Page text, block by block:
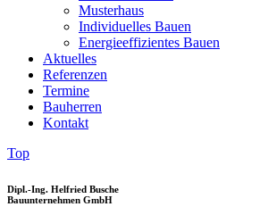
Musterhaus
Individuelles Bauen
Energieeffizientes Bauen
Aktuelles
Referenzen
Termine
Bauherren
Kontakt
Top
Dipl.-Ing. Helfried Busche
Bauunternehmen GmbH